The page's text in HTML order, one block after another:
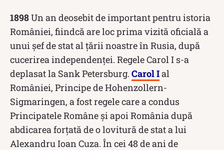
1898Un an deosebit de important pentru istoria
României, fiindcă are loc prima vizită oficială a
unui șef de stat al țării noastre în Rusia, după
cucerirea independenței. Regele Carol I s-a
deplasat la Sank Petersburg. Carol Ial
României, Principe de Hohenzollern-
Sigmaringen, a fost regele care a condus
Principatele Române și apoi România după
abdicarea forțată de o lovitură de stat a lui
Alexandru Ioan Cuza. În cei 48 de ani de